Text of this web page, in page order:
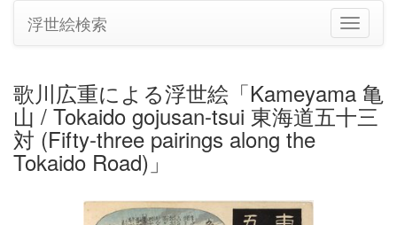
ナ
ビ
シ
ョ
ン
浮世絵検索
歌川広重による浮世絵「Kameyama 亀
山 / Tokaido gojusan-tsui 東海道五十三
対 (Fifty-three pairings along the
Tokaido Road)」